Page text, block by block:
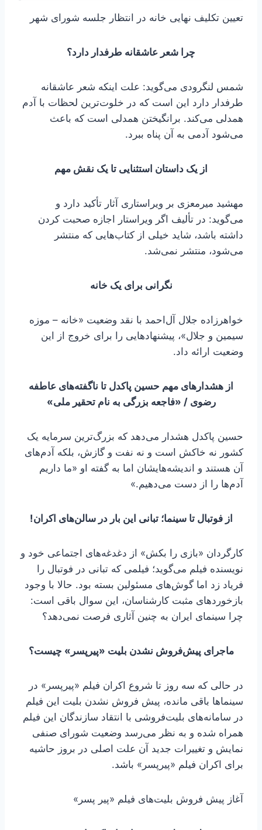
تعیین تکلیف نهایی خانه در انتظار جلسه شورای شهر
چرا شعر عاشقانه طرفدار دارد؟
شمس لنگرودی می‌گوید: علت اینکه شعر عاشقانه
طرفدار دارد این است که در خلوت‌ترین لحظات با آدم
همدلی می‌کند. برانگیختن همدلی است که باعث
می‌شود آدمی به آن پناه ببرد.
از یک داستان استثنایی‌ تا یک نقش مهم
مهشید میرمعزی بر ویراستاری آثار تأکید دارد و
می‌گوید: در تألیف اگر ویراستار اجازه صحبت کردن
داشته باشد، شاید خیلی از کتاب‌هایی که منتشر
می‌شود، منتشر نمی‌شد.
نگرانی برای یک خانه
خواهرزاده جلال آل‌احمد با نقد وضعیت «خانه – موزه
سیمین و جلال»، پیشنهادهایی را برای خروج از این
وضعیت ارائه داد.
از هشدارهای مهم حسین پاکدل تا ناگفته‌های عاطفه
رضوی / «فاجعه بزرگی به نام تحقیر ملی»
حسین پاکدل هشدار می‌دهد که بزرگ‌ترین سرمایه یک
کشور نه خاکش است و نه نفت و گازش، بلکه آدم‌های
آن هستند و اندیشه‌هایشان اما به گفته او «ما داریم
آدم‌ها را از دست می‌دهیم.»
از فوتبال تا سینما؛ تبانی این بار در سالن‌های اکران!
کارگردان «بازی را بکش» از دغدغه‌های اجتماعی خود و
نویسنده فیلم می‌گوید؛ فیلمی که تبانی در فوتبال را
فریاد زد اما گوش‌های مسئولین بسته بود. حالا با وجود
بازخوردهای مثبت کارشناسان، این سوال باقی است:
چرا سینمای ایران به چنین آثاری فرصت نمی‌دهد؟
ماجرای پیش‌فروش نشدن بلیت «پیرپسر» چیست؟
در حالی که سه روز تا شروع اکران فیلم «پیرپسر» در
سینماها باقی مانده، پیش فروش نشدن بلیت این فیلم
در سامانه‌های بلیت‌فروشی با انتقاد سازندگان این فیلم
همراه شده و به نظر می‌رسد وضعیت شورای صنفی
نمایش و تغییرات جدید آن علت اصلی در بروز حاشیه‌
برای اکران فیلم «پیرپسر» باشد.
آغاز پیش فروش بلیت‌های فیلم «پیر پسر»